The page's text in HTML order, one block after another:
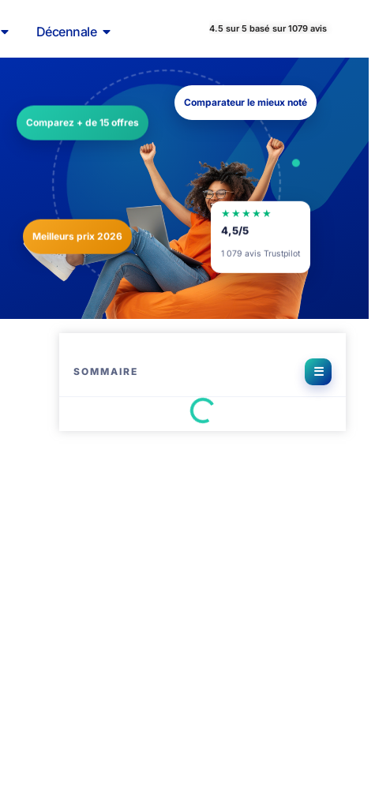
Décennale 4.5 sur 5 basé sur 1079 avis
Comparez + de 15 offres
Meilleurs prix 2026
Comparateur le mieux noté
★★★★★
4,5/5
1 079 avis Trustpilot
SOMMAIRE